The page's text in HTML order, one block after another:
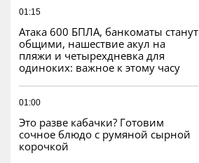
01:15
Атака 600 БПЛА, банкоматы станут
общими, нашествие акул на
пляжи и четырехдневка для
одиноких: важное к этому часу
01:00
Это разве кабачки? Готовим
сочное блюдо с румяной сырной
корочкой